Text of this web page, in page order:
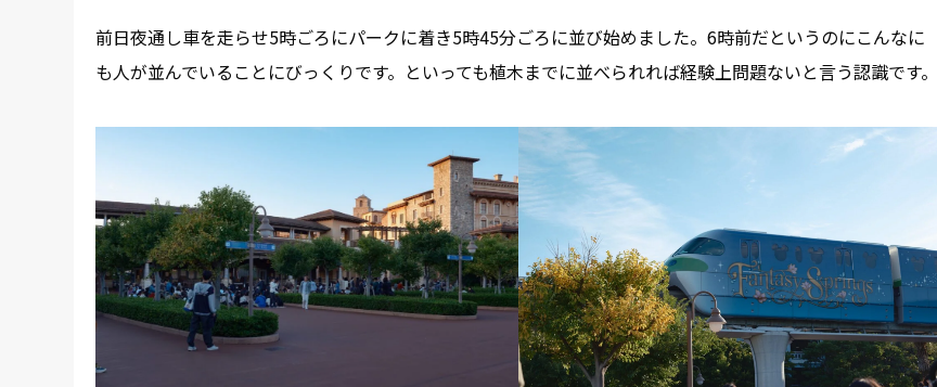
前日夜通し車を走らせ5時ごろにパークに着き5時45分ごろに並び始めました。6時前だというのにこんなに
も人が並んでいることにびっくりです。といっても植木までに並べられれば経験上問題ないと言う認識です。